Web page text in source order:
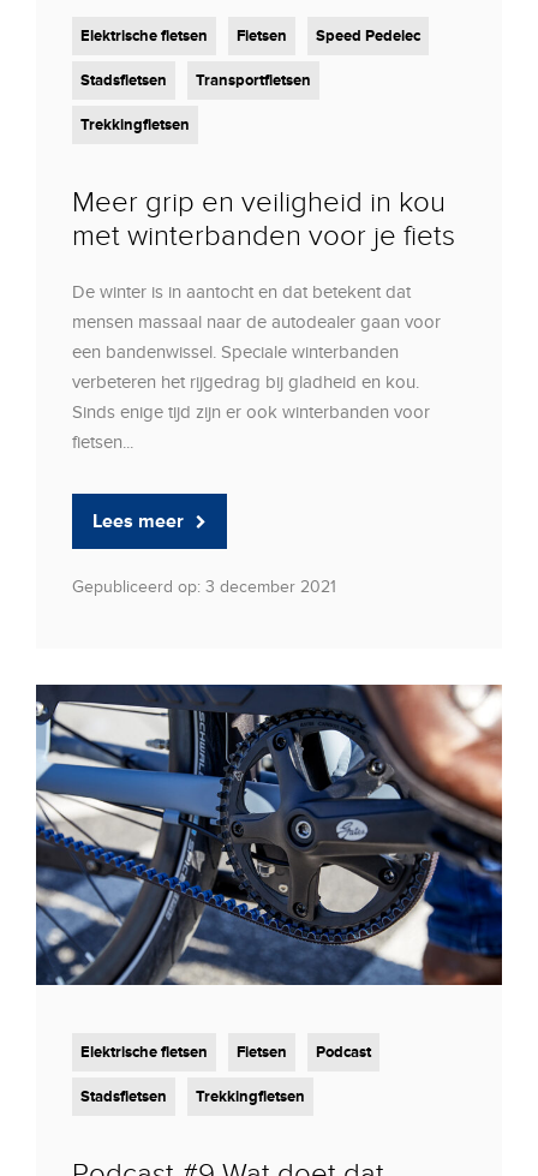
Elektrische fietsen Fietsen Speed Pedelec
Stadsfietsen Transportfietsen
Trekkingfietsen
Meer grip en veiligheid in kou
met winterbanden voor je fiets
De winter is in aantocht en dat betekent dat
mensen massaal naar de autodealer gaan voor
een bandenwissel. Speciale winterbanden
verbeteren het rijgedrag bij gladheid en kou.
Sinds enige tijd zijn er ook winterbanden voor
fietsen...
Lees meer
Gepubliceerd op: 3 december 2021
Elektrische fietsen Fietsen Podcast
Stadsfietsen Trekkingfietsen